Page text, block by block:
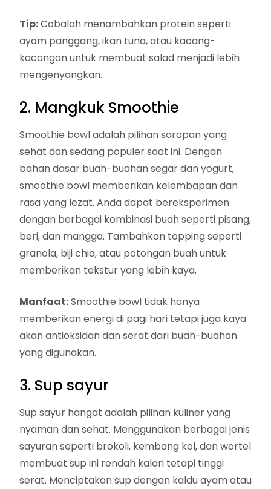
Tip:Cobalah menambahkan protein seperti
ayam panggang, ikan tuna, atau kacang-
kacangan untuk membuat salad menjadi lebih
mengenyangkan.
2. Mangkuk Smoothie
Smoothie bowl adalah pilihan sarapan yang
sehat dan sedang populer saat ini. Dengan
bahan dasar buah-buahan segar dan yogurt,
smoothie bowl memberikan kelembapan dan
rasa yang lezat. Anda dapat bereksperimen
dengan berbagai kombinasi buah seperti pisang,
beri, dan mangga. Tambahkan topping seperti
granola, biji chia, atau potongan buah untuk
memberikan tekstur yang lebih kaya.
Manfaat:Smoothie bowl tidak hanya
memberikan energi di pagi hari tetapi juga kaya
akan antioksidan dan serat dari buah-buahan
yang digunakan.
3. Sup sayur
Sup sayur hangat adalah pilihan kuliner yang
nyaman dan sehat. Menggunakan berbagai jenis
sayuran seperti brokoli, kembang kol, dan wortel
membuat sup ini rendah kalori tetapi tinggi
serat. Menciptakan sup dengan kaldu ayam atau